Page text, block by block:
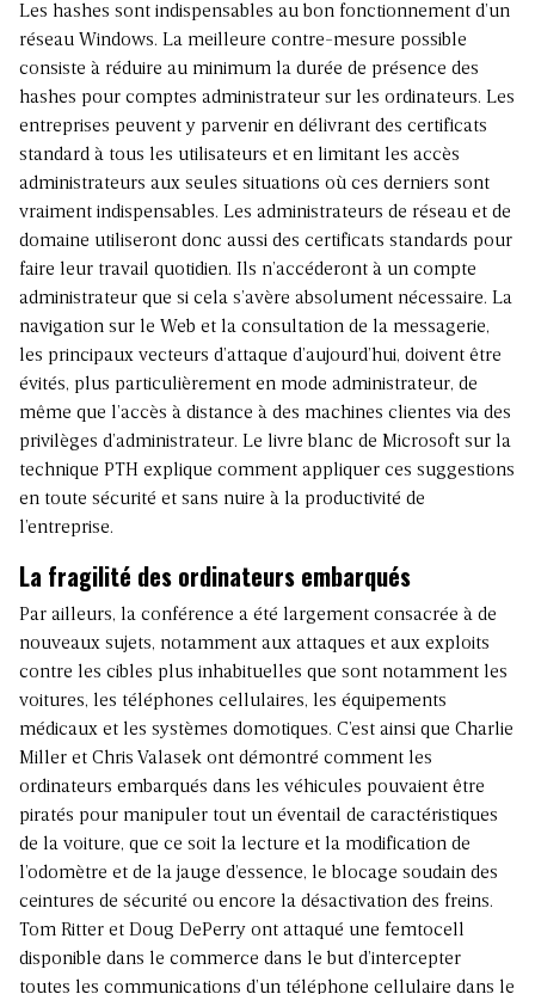
Les hashes sont indispensables au bon fonctionnement d’un
réseau Windows. La meilleure contre-mesure possible
consiste à réduire au minimum la durée de présence des
hashes pour comptes administrateur sur les ordinateurs. Les
entreprises peuvent y parvenir en délivrant des certificats
standard à tous les utilisateurs et en limitant les accès
administrateurs aux seules situations où ces derniers sont
vraiment indispensables. Les administrateurs de réseau et de
domaine utiliseront donc aussi des certificats standards pour
faire leur travail quotidien. Ils n’accéderont à un compte
administrateur que si cela s’avère absolument nécessaire. La
navigation sur le Web et la consultation de la messagerie,
les principaux vecteurs d’attaque d’aujourd’hui, doivent être
évités, plus particulièrement en mode administrateur, de
même que l’accès à distance à des machines clientes via des
privilèges d’administrateur. Le livre blanc de Microsoft sur la
technique PTH explique comment appliquer ces suggestions
en toute sécurité et sans nuire à la productivité de
l’entreprise.
La fragilité des ordinateurs embarqués
Par ailleurs, la conférence a été largement consacrée à de
nouveaux sujets, notamment aux attaques et aux exploits
contre les cibles plus inhabituelles que sont notamment les
voitures, les téléphones cellulaires, les équipements
médicaux et les systèmes domotiques. C’est ainsi que Charlie
Miller et Chris Valasek ont démontré comment les
ordinateurs embarqués dans les véhicules pouvaient être
piratés pour manipuler tout un éventail de caractéristiques
de la voiture, que ce soit la lecture et la modification de
l’odomètre et de la jauge d’essence, le blocage soudain des
ceintures de sécurité ou encore la désactivation des freins.
Tom Ritter et Doug DePerry ont attaqué une femtocell
disponible dans le commerce dans le but d’intercepter
toutes les communications d’un téléphone cellulaire dans le